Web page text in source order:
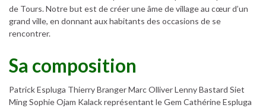
de Tours. Notre but est de créer une âme de village au cœur d’un
grand ville, en donnant aux habitants des occasions de se
rencontrer.
Sa composition
Patrick Espluga Thierry Branger Marc Olliver Lenny Bastard Siet
Ming Sophie Ojam Kalack représentant le Gem Cathérine Espluga